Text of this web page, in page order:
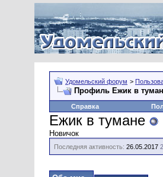
Удомельский форум >
Профиль Ежик в
Справка
Ежик в тумане
Новичок
Последняя активность: 26.05.2017